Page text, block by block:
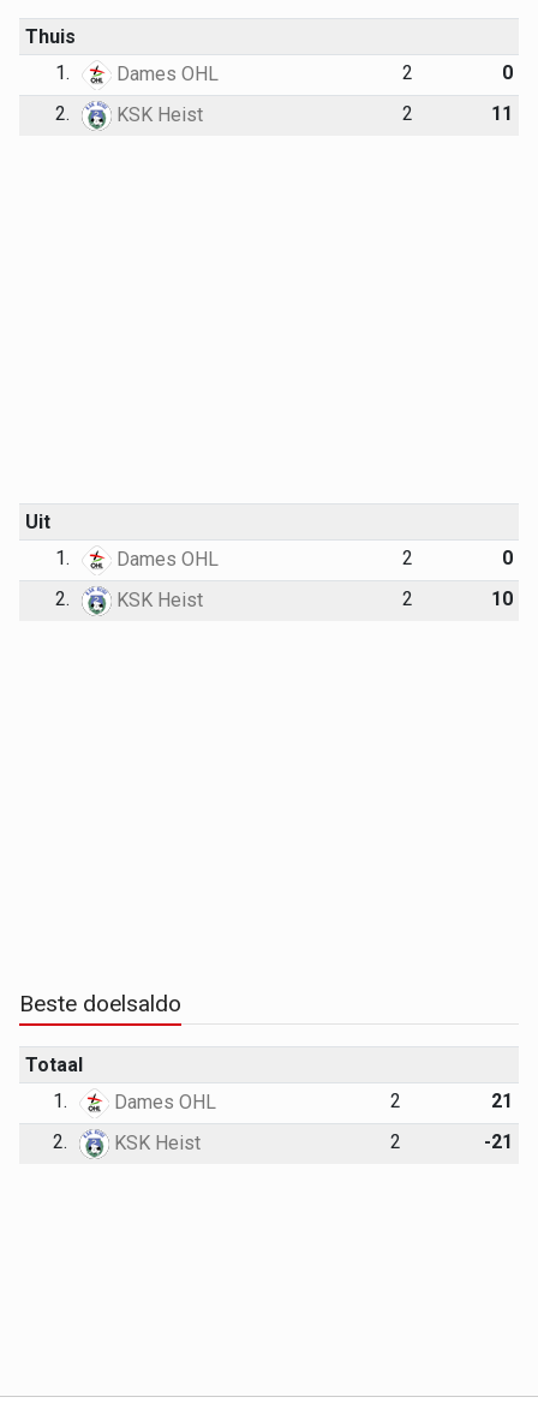
Thuis
1.
Dames OHL 2
0
2.
KSK Heist 2 11
Uit
1.
Dames OHL 2
0
2.
KSK Heist 2 10
Beste doelsaldo
Totaal
1.
Dames OHL 2
21
2.
KSK Heist 2 -21